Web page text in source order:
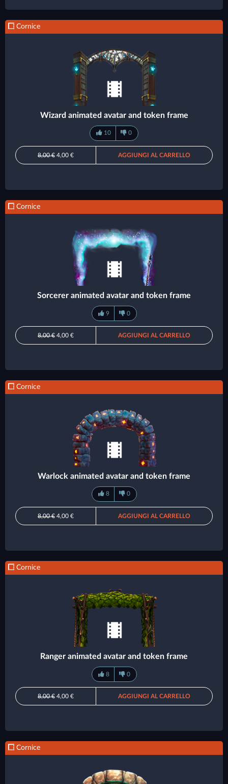
Cornice
Wizard animated avatar and token frame
10 0
8,00 € 4,00 € AGGIUNGI AL CARRELLO
Cornice
Sorcerer animated avatar and token frame
9 0
8,00 € 4,00 € AGGIUNGI AL CARRELLO
Cornice
Warlock animated avatar and token frame
8 0
8,00 € 4,00 € AGGIUNGI AL CARRELLO
Cornice
Ranger animated avatar and token frame
8 0
8,00 € 4,00 € AGGIUNGI AL CARRELLO
Cornice